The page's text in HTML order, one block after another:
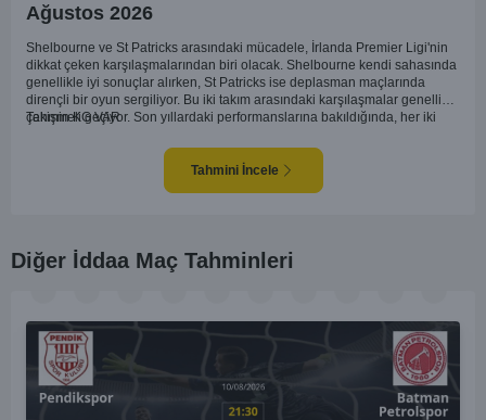
Ağustos 2026
Shelbourne ve St Patricks arasındaki mücadele, İrlanda Premier Ligi'nin
dikkat çeken karşılaşmalarından biri olacak. Shelbourne kendi sahasında
genellikle iyi sonuçlar alırken, St Patricks ise deplasman maçlarında
dirençli bir oyun sergiliyor. Bu iki takım arasındaki karşılaşmalar genellikle
çekişmeli geçiyor. Son yıllardaki performanslarına bakıldığında, her iki
bozulmayabilir ancak her iki takım da gol atmak için fırsatlar arayacaktır.
İki tarafın da savunmada dikkatli olması maçın sonucunu belirleyecek.
Tahmin KG VAR
Tahmini İncele
Diğer İddaa Maç Tahminleri